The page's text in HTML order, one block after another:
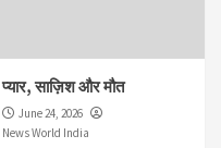
प्यार, साज़िश और मौत
June 24, 2026
News World India